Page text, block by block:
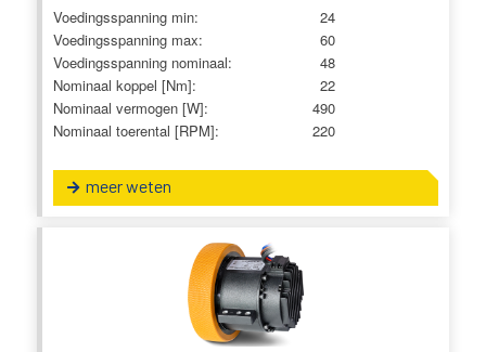
Voedingsspanning min:
24
Voedingsspanning max:
60
Voedingsspanning nominaal:
48
Nominaal koppel [Nm]:
22
Nominaal vermogen [W]:
490
Nominaal toerental [RPM]:
220
meer weten